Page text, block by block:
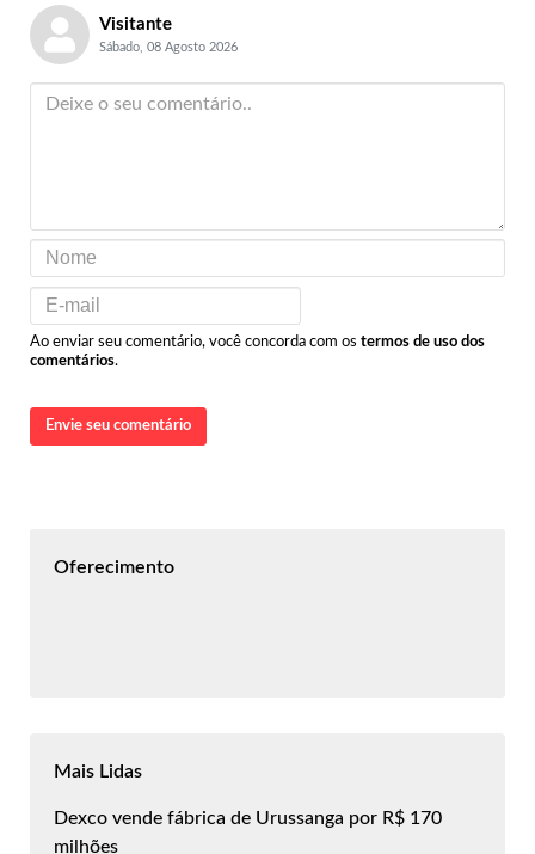
Visitante
Sábado, 08 Agosto 2026
Ao enviar seu comentário, você concorda com os termos de uso dos
comentários.
Envie seu comentário
Oferecimento
Mais Lidas
Dexco vende fábrica de Urussanga por R$ 170
milhões